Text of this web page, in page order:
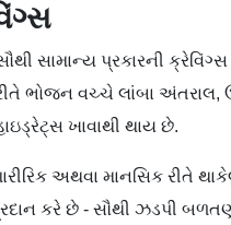
સામાન્ય પ્રકારની
ભોજન વચ્ચે લાંબા અંતરાલ,
ખાવાથી થાય છે.
અથવા માનસિક રીતે
કરે છે - સૌથી ઝડપી